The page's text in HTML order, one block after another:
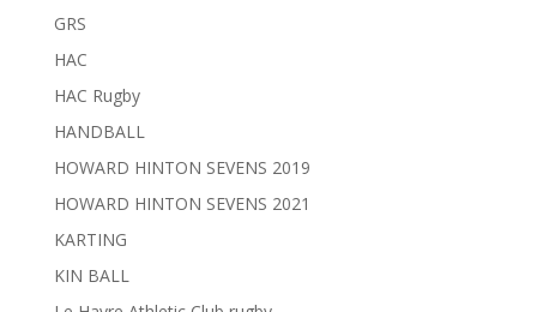
GRS
HAC
HAC Rugby
HANDBALL
HOWARD HINTON SEVENS 2019
HOWARD HINTON SEVENS 2021
KARTING
KIN BALL